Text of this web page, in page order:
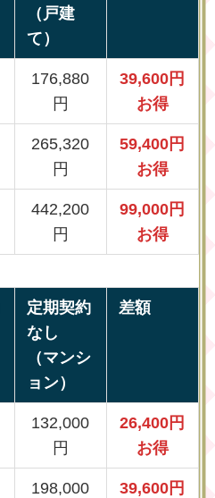
（戸建
て）
176,880
円
39,600円
お得
265,320
円
59,400円
お得
442,200
円
99,000円
お得
定期契約
なし
（マンシ
ョン）
差額
132,000
円
26,400円
お得
198,000
39,600円